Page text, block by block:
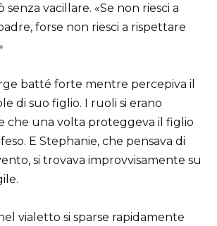
senza vacillare. «Se non riesci a
forse non riesci a rispettare
batté forte mentre percepiva il
di suo figlio. I ruoli si erano
che una volta proteggeva il figlio
E Stephanie, che pensava di
si trovava improvvisamente su
vialetto si sparse rapidamente